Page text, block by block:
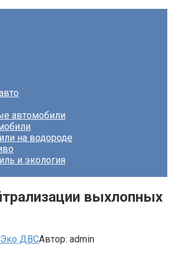
автомобили
на водороде
и экология
выхлопных
Эко ДВСАвтор: admin